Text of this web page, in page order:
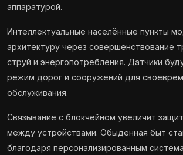
аппаратурой.
Интеллектуальные населённые пункты
архитектуру через совершенствование
струй и энергопотребления. Датчики
режим дорог и сооружений для
обслуживания.
Связывание с блокчейном увеличит
между устройствами. Обыденная быт
благодаря персонализированным